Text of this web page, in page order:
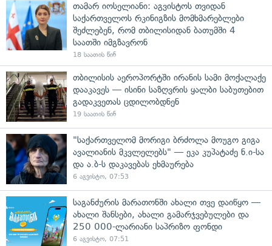
თამარ იოსელიანი: აგვისტოს თვიდან
საქართველოს რკინიგზის მომხმარებლები
შეძლებენ, რომ თბილისიდან ბათუმში 4
საათში იმგზავრონ
18 საათის წინ
თბილისის აეროპორტში ირანის სამი მოქალაქე
დააკავეს — ისინი საზღვრის ყალბი საბუთებით
გადაკვეთას ცდილობდნენ
19 საათის წინ
"საქართველომ მორიგი ბრძოლა მოუგო გიგა
ავალიანის მკვლელებს" — ეკა კუპატაძე ნ.ი-სა
და ა.ბ-ს დაკავებას ეხმაურება
6 აგვისტო, 07:53
საგანძურის მარათონში ახალი თვე დაიწყო —
ახალი შანსები, ახალი გამარჯვებულები და
250 000-ლარიანი საპრიზო ფონდი
6 აგვისტო, 07:51